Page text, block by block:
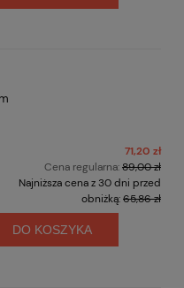
71,20 zł
Cena regularna:89,00 zł
Najniższa cena z 30 dni przed
obniżką:65,86 zł
DO KOSZYKA